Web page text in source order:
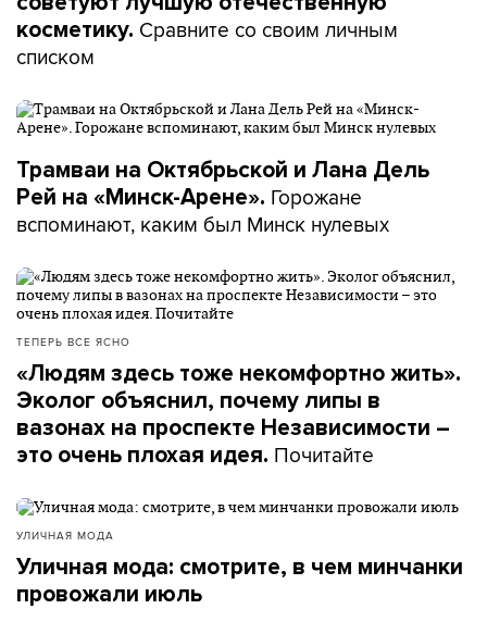
косметику. Сравните со своим личным
списком
Трамваи на Октябрьской и Лана Дель
Рей на «Минск-Арене». Горожане
вспоминают, каким был Минск нулевых
ТЕПЕРЬ ВСЕ ЯСНО
«Людям здесь тоже некомфортно жить».
Эколог объяснил, почему липы в
вазонах на проспекте Независимости –
это очень плохая идея. Почитайте
УЛИЧНАЯ МОДА
Уличная мода: смотрите, в чем минчанки
провожали июль